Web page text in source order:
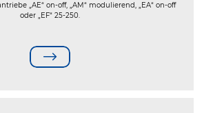
„AE“ on-off, „AM“ modulierend, „EA“ on-off
oder „EF“ 25-250.